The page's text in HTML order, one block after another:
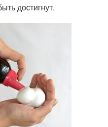
достигнут.